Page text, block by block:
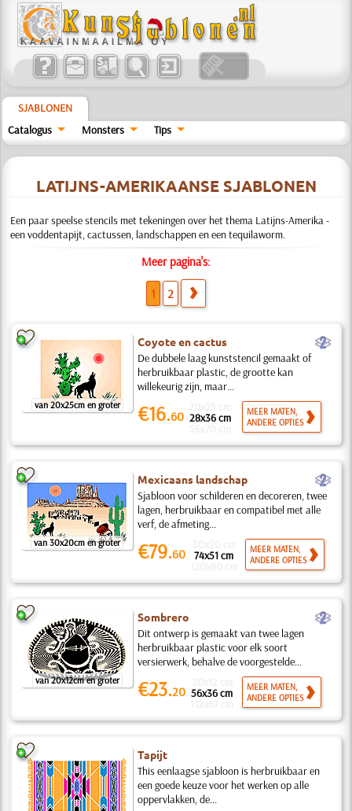
SJABLONEN
Catalogus
Monsters Tips
LATIJNS-AMERIKAANSE SJABLONEN
Een paar speelse stencils met tekeningen over het thema Latijns-Amerika -
een voddentapijt, cactussen, landschappen en een tequilaworm.
Meer pagina's:
1 2
van 20x25cm en groter
Coyote en cactus b
De dubbele laag kunststencil gemaakt of
herbruikbaar plastic, de grootte kan
willekeurig zijn, maar...
€16.60 28x36 cm
MEER MATEN,
ANDERE OPTIES
van 30x20cm en groter
Mexicaans landschap b
Sjabloon voor schilderen en decoreren, twee
lagen, herbruikbaar en compatibel met alle
verf, de afmeting...
€79.60 74x51 cm
MEER MATEN,
ANDERE OPTIES
van 20x12cm en groter
Sombrero b
Dit ontwerp is gemaakt van twee lagen
herbruikbaar plastic voor elk soort
versierwerk, behalve de voorgestelde...
€23.20 56x36 cm
MEER MATEN,
ANDERE OPTIES
Tapijt
This eenlaagse sjabloon is herbruikbaar en
een goede keuze voor het werken op alle
oppervlakken, de...